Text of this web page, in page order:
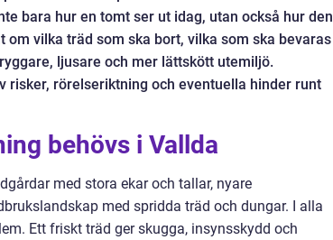
bara hur en tomt ser ut idag, utan också hur den
vilka träd som ska bort, vilka som ska bevaras
ljusare och mer lättskött utemiljö.
risker, rörelseriktning och eventuella hinder runt
behövs i Vallda
med stora ekar och tallar, nyare
med spridda träd och dungar. I alla
Ett friskt träd ger skugga, insynsskydd och